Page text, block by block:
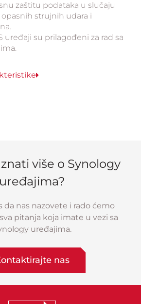
zaštitu podataka u slučaju
strujnih udara i
uređaji su prilagođeni za rad sa
više o Synology
uređajima?
da nas nazovete i rado ćemo
pitanja koja imate u vezi sa
uređajima.
nas